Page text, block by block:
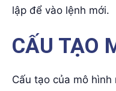
lập để vào lệnh mới.
CẤU TẠO
Cấu tạo của mô hình